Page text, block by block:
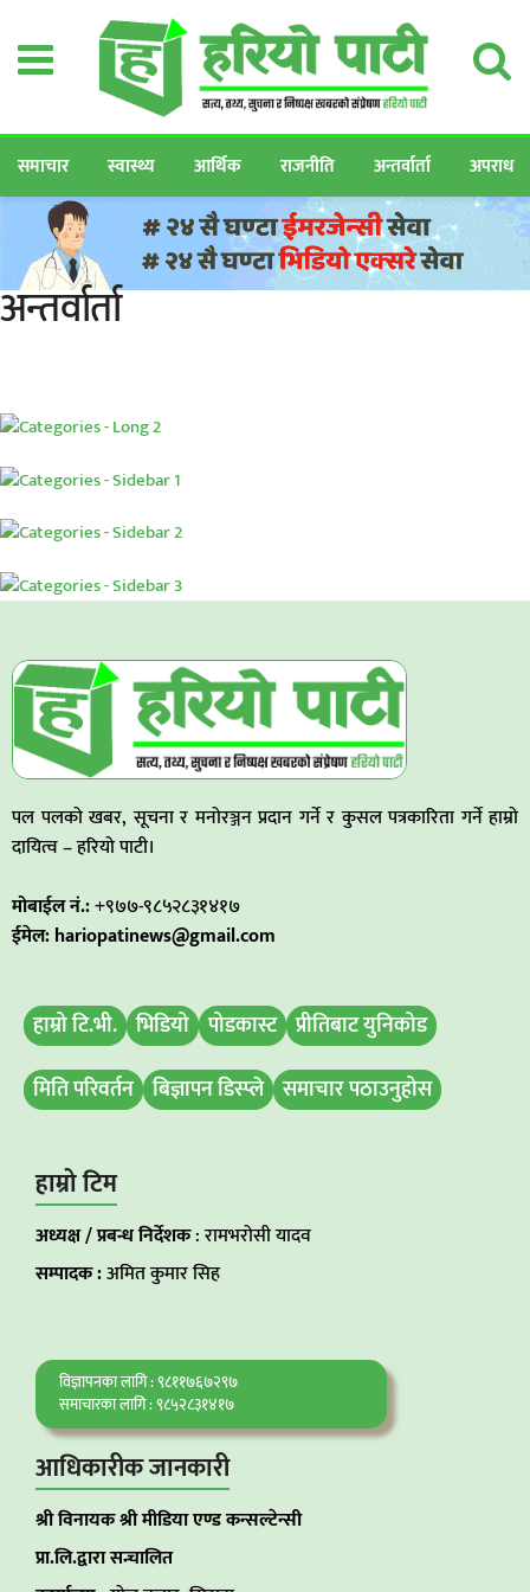
समाचार स्वास्थ्य आर्थिक राजनीति अन्तर्वार्ता अपराध
अन्तर्वार्ता
पल पलको खबर, सूचना र मनोरञ्जन प्रदान गर्ने र कुसल पत्रकारिता गर्ने हाम्रो
दायित्व – हरियो पाटी।
मोबाईल नं.:+९७७-९८५२८३१४१७
ईमेल: hariopatinews@gmail.com
हाम्रो टि.भी. भिडियो पोडकास्ट प्रीतिबाट युनिकोड
मिति परिवर्तन बिज्ञापन डिस्प्ले समाचार पठाउनुहोस
हाम्रो टिम
अध्यक्ष / प्रबन्ध निर्देशक: रामभरोसी यादव
सम्पादक :अमित कुमार सिह
विज्ञापनका लागि : ९८११७६७२९७
समाचारका लागि : ९८५२८३१४१७
आधिकारीक जानकारी
श्री विनायक श्री मीडिया एण्ड कन्सल्टेन्सी
प्रा.लि.द्वारा सन्चालित